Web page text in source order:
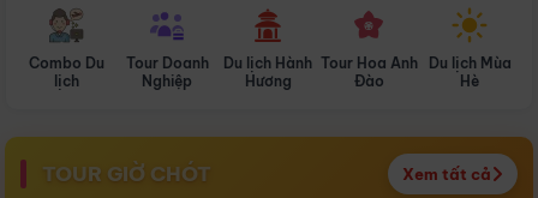
Combo Du
lịch
Tour Doanh
Nghiệp
Du lịch Hành
Hương
Tour Hoa Anh
Đào
Du lịch Mùa
Hè
TOUR GIỜ CHÓT Xem tất cả
Điểm nổi bật